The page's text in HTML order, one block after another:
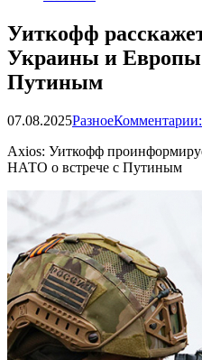
Уиткофф
Украины и Европы
Путиным
07.08.2025Разное
Axios: Уиткофф
НАТО о встрече с Путиным